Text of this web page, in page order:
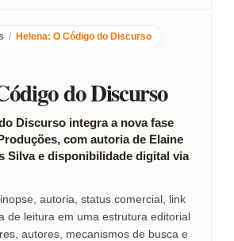
/ Helena: O Código do Discurso
do Discurso
Discurso integra a nova fase
com autoria de Elaine
Silva e disponibilidade digital via
autoria, status comercial, link
de leitura em uma estrutura editorial
autores, mecanismos de busca e